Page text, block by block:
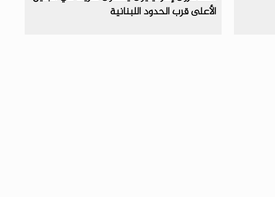
الأعلى قرب الحدود اللبنانية